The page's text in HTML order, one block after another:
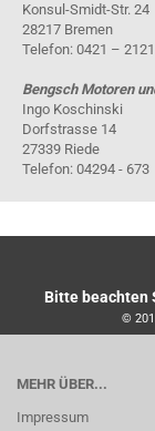
Konsul-Smidt-Str. 24
28217 Bremen
Telefon: 0421 –
Bengsch Motoren
Ingo Koschinski
Dorfstrasse 14
27339 Riede
Telefon: 04294 - 673
Bitte beachten
©
MEHR ÜBER...
Impressum